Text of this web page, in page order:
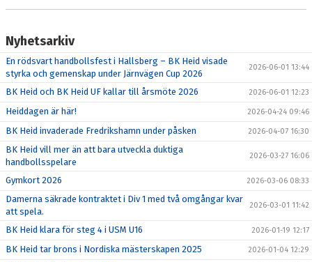
Nyhetsarkiv
En rödsvart handbollsfest i Hallsberg – BK Heid visade
styrka och gemenskap under Järnvägen Cup 2026
2026-06-01 13:44
BK Heid och BK Heid UF kallar till årsmöte 2026 2026-06-01 12:23
Heiddagen är här! 2026-04-24 09:46
BK Heid invaderade Fredrikshamn under påsken 2026-04-07 16:30
BK Heid vill mer än att bara utveckla duktiga
handbollsspelare
2026-03-27 16:06
Gymkort 2026 2026-03-06 08:33
Damerna säkrade kontraktet i Div 1 med två omgångar kvar
att spela.
2026-03-01 11:42
BK Heid klara för steg 4 i USM U16 2026-01-19 12:17
BK Heid tar brons i Nordiska mästerskapen 2025 2026-01-04 12:29